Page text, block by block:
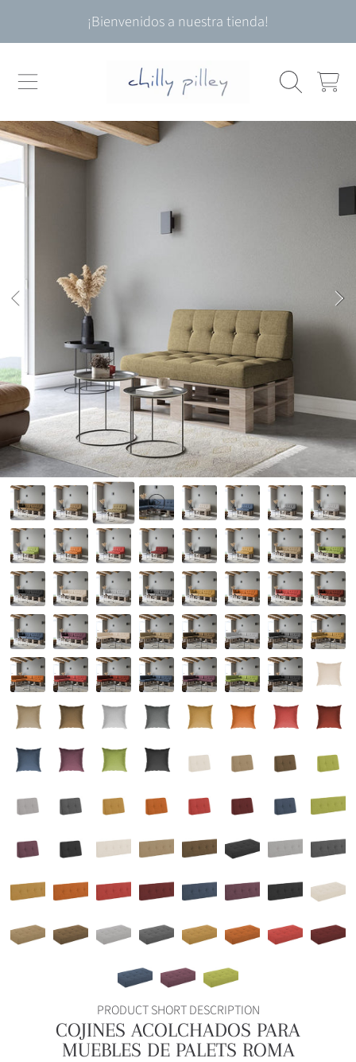
IR DIRECTAMENTE AL CONTENIDO
¡Bienvenidos a nuestra tienda!
CARRITO
IR DIRECTAMENTE A LA INFORMACIÓN DEL
PRODUCT SHORT DESCRIPTION
COJINES ACOLCHADOS PARA
MUEBLES DE PALETS ROMA